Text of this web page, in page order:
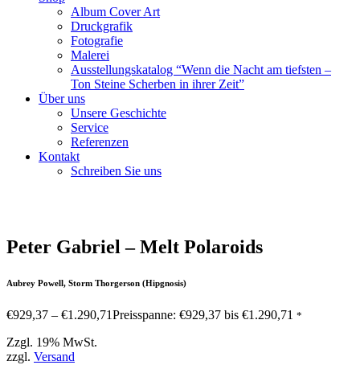
Album Cover Art
Druckgrafik
Fotografie
Malerei
Ausstellungskatalog “Wenn die Nacht am tiefsten –
Ton Steine Scherben in ihrer Zeit”
Über uns
Unsere Geschichte
Service
Referenzen
Kontakt
Schreiben Sie uns
Peter Gabriel – Melt Polaroids
Aubrey Powell, Storm Thorgerson (Hipgnosis)
€929,37 – €1.290,71Preisspanne: €929,37 bis €1.290,71 *
Zzgl. 19% MwSt.
zzgl. Versand